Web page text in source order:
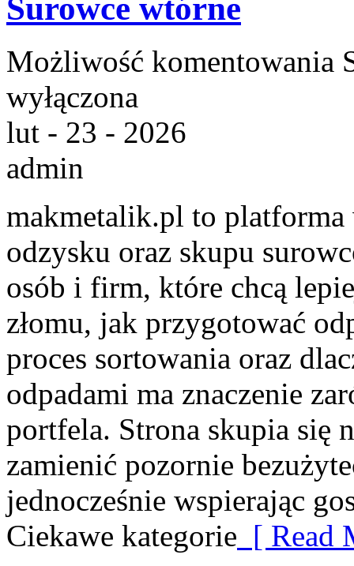
Surowce wtórne
Możliwość komentowania
wyłączona
lut - 23 - 2026
admin
makmetalik.pl to
odzysku oraz skupu
osób i firm, które chcą
złomu, jak przygotować
proces sortowania oraz
odpadami ma znaczenie
portfela. Strona skupia się
zamienić pozornie
jednocześnie wspierając
Ciekawe kategorie [ Read